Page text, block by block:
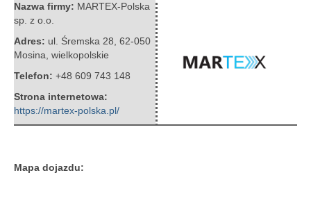
Nazwa firmy: MARTEX-Polska
sp. z o.o.
Adres: ul. Śremska 28 62-050
Mosina wielkopolskie
Telefon: +48 609 743 148
Strona internetowa:
https://martex-polska.pl/
Mapa dojazdu: